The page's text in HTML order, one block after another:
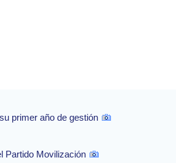
primer año de gestión
Partido Movilización